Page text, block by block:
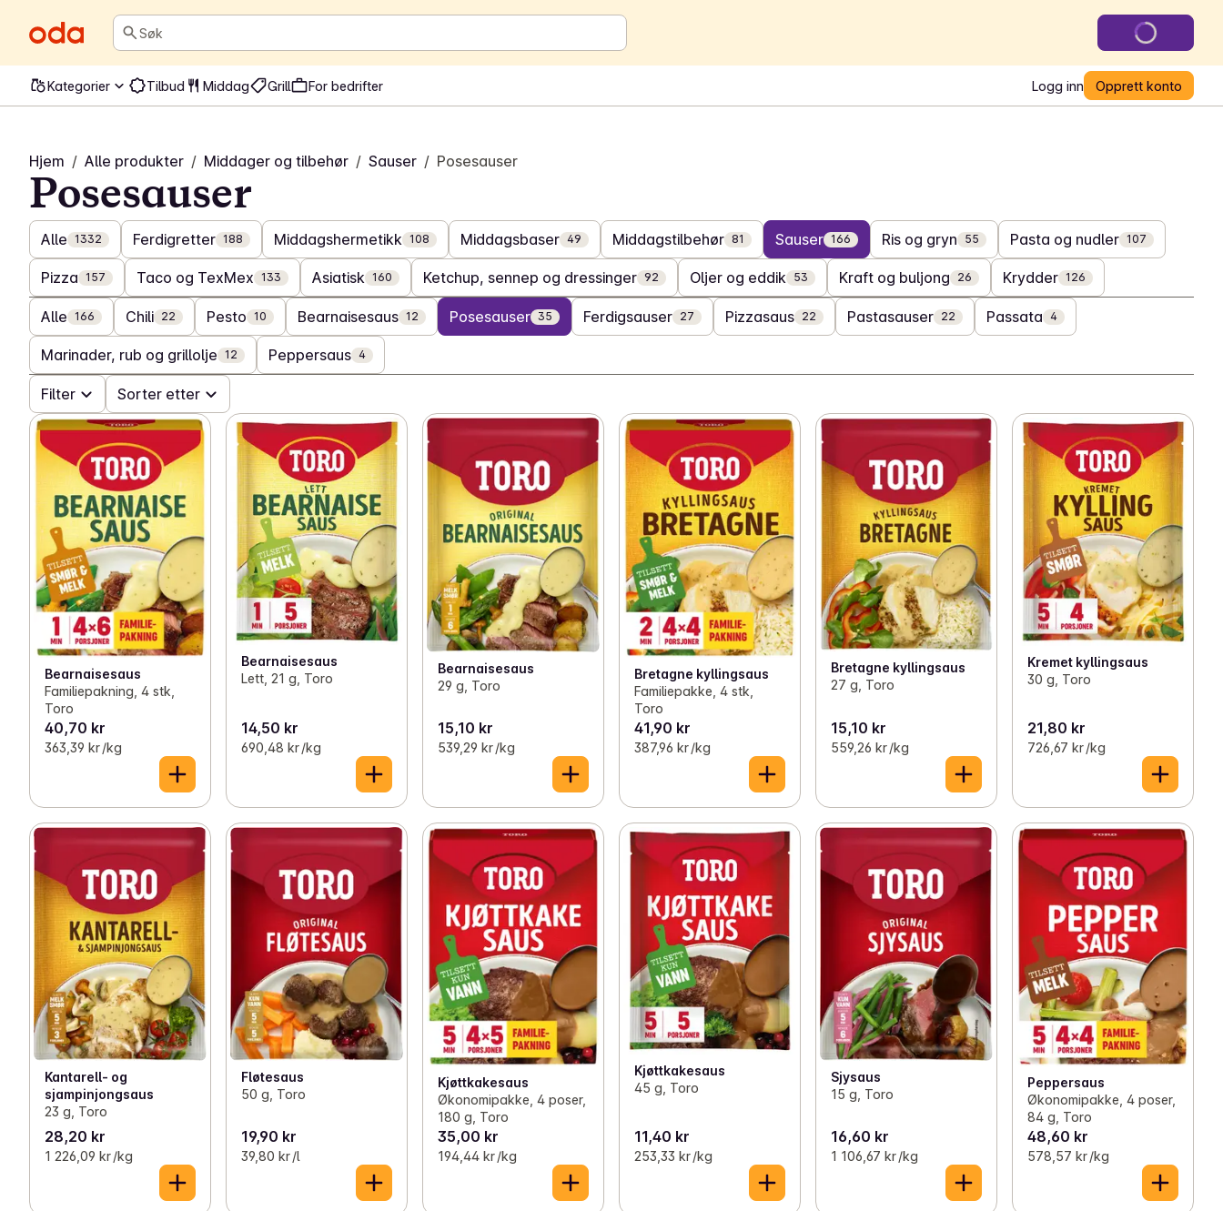
Søk
Kategorier Tilbud Middag Grill For bedrifter Logg inn Opprett konto
Hjem / Alle produkter / Middager og tilbehør / Sauser / Posesauser
Posesauser
Alle 1332 Ferdigretter 188 Middagshermetikk 108 Middagsbaser 49 Middagstilbehør 81 Sauser 166 Ris og gryn 55 Pasta og nudler 107
Pizza 157 Taco og TexMex 133 Asiatisk 160 Ketchup, sennep og dressinger 92 Oljer og eddik 53 Kraft og buljong 26 Krydder 126
Alle 166 Chili 22 Pesto 10 Bearnaisesaus 12 Posesauser 35 Ferdigsauser 27 Pizzasaus 22 Pastasauser 22 Passata 4
Marinader, rub og grillolje 12 Peppersaus 4
Filter Sorter etter
Bearnaisesaus
Familiepakning, 4 stk,
Toro
40,70 kr
363,39 kr /kg
Bearnaisesaus
Lett, 21 g, Toro
14,50 kr
690,48 kr /kg
Bearnaisesaus
29 g, Toro
15,10 kr
539,29 kr /kg
Bretagne kyllingsaus
Familiepakke, 4 stk,
Toro
41,90 kr
387,96 kr /kg
Bretagne kyllingsaus
27 g, Toro
15,10 kr
559,26 kr /kg
Kremet kyllingsaus
30 g, Toro
21,80 kr
726,67 kr /kg
Kantarell- og
sjampinjongsaus
23 g, Toro
28,20 kr
1 226,09 kr /kg
Fløtesaus
50 g, Toro
19,90 kr
39,80 kr /l
Kjøttkakesaus
Økonomipakke, 4 poser,
180 g, Toro
35,00 kr
194,44 kr /kg
Kjøttkakesaus
45 g, Toro
11,40 kr
253,33 kr /kg
Sjysaus
15 g, Toro
16,60 kr
1 106,67 kr /kg
Peppersaus
Økonomipakke, 4 poser,
84 g, Toro
48,60 kr
578,57 kr /kg